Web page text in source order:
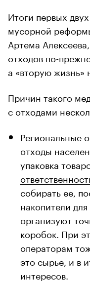
00:00 /
Итоги первых
мусорной
Артема
отходов по-
а «вторую жизнь»
Причин такого
с отходами
Региональные
отходы
упаковка
собирать ее,
накопители
организуют
коробок. При
операторам
это сырье, и в
интересов.